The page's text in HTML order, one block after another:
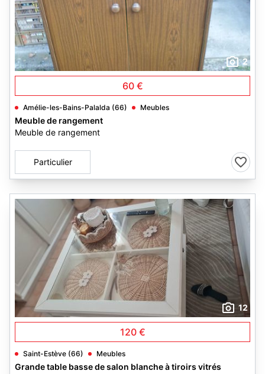
2
60 €
Amélie-les-Bains-Palalda (66) Meubles
Meuble de rangement
Meuble de rangement
Particulier
12
120 €
Saint-Estève (66) Meubles
Grande table basse de salon blanche à tiroirs vitrés